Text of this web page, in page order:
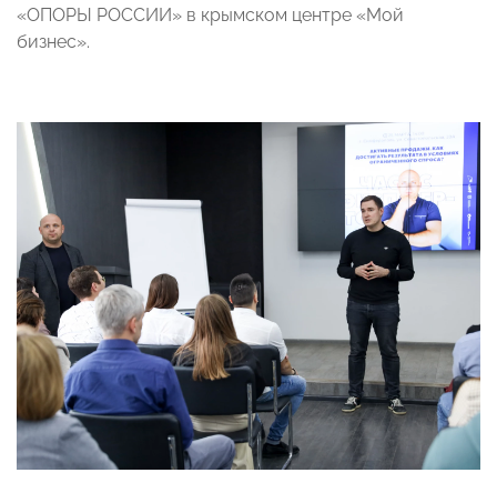
«ОПОРЫ РОССИИ» в крымском центре «Мой
бизнес».